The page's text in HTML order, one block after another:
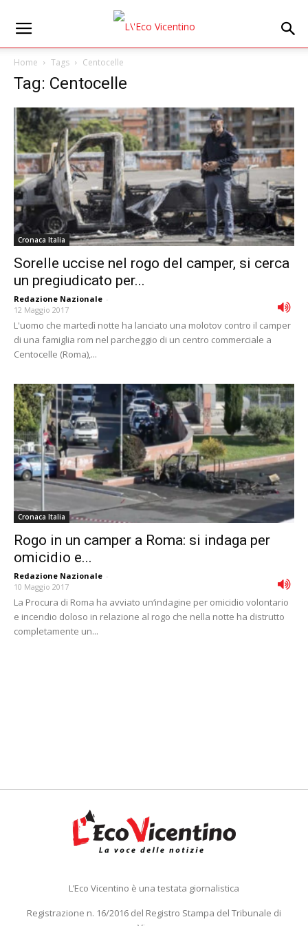
Home Tags Centocelle
Tag: Centocelle
Cronaca Italia
Sorelle uccise nel rogo del camper, si cerca
un pregiudicato per...
Redazione Nazionale -
12 Maggio 2017
L'uomo che martedì notte ha lanciato una molotov contro il camper
di una famiglia rom nel parcheggio di un centro commerciale a
Centocelle (Roma),...
Cronaca Italia
Rogo in un camper a Roma: si indaga per
omicidio e...
Redazione Nazionale -
10 Maggio 2017
La Procura di Roma ha avviato un‘indagine per omicidio volontario
e incendio doloso in relazione al rogo che nella notte ha distrutto
completamente un...
L’Eco Vicentino è una testata giornalistica
Registrazione n. 16/2016 del Registro Stampa del Tribunale di